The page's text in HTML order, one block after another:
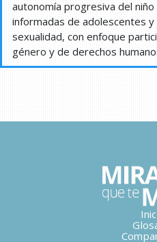
autonomía progresiva del
informadas de adolescentes
sexualidad, con enfoque
género y de derechos